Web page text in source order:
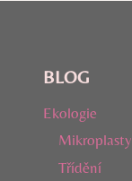
BLOG
Ekologie
Mikroplasty
Třídění